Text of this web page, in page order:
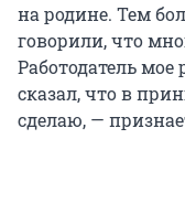
на родине. Тем
говорили, что
Работодатель
сказал, что в
сделаю, —